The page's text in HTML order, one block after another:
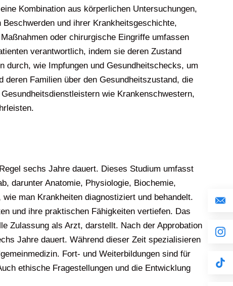
Kombination aus körperlichen Untersuchungen,
und ihrer Krankheitsgeschichte,
oder chirurgische Eingriffe umfassen
verantwortlich, indem sie deren Zustand
durch, wie Impfungen und Gesundheitschecks, um
Familien über den Gesundheitszustand, die
wie Krankenschwestern,
sechs Jahre dauert. Dieses Studium umfasst
darunter Anatomie, Physiologie, Biochemie,
man Krankheiten diagnostiziert und behandelt.
und ihre praktischen Fähigkeiten vertiefen. Das
Zulassung als Arzt, darstellt. Nach der Approbation
Jahre dauert. Während dieser Zeit spezialisieren
Fort- und Weiterbildungen sind für
ethische Fragestellungen und die Entwicklung